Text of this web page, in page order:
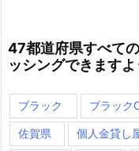
47都道府県すべて
ッシングできますよ
ブラック ブラック
佐賀県 個人金貸し